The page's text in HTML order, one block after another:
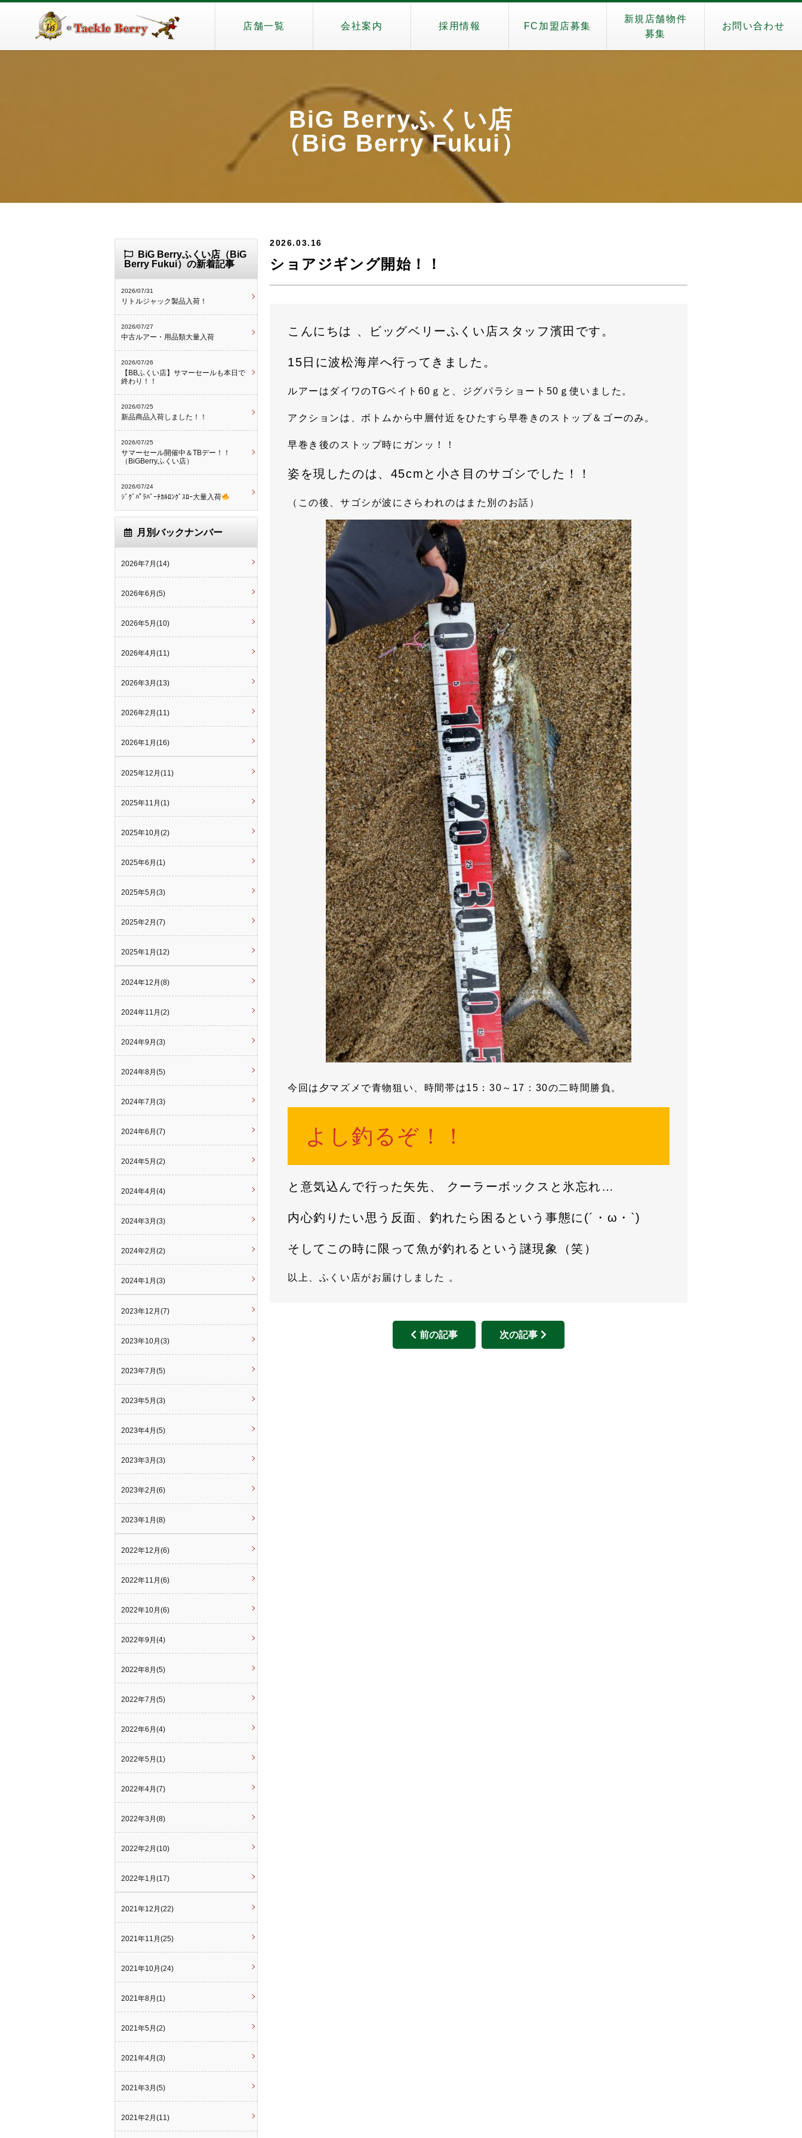
店舗一覧 会社案内 採用情報 FC加盟店募集
新規店舗物件
募集
お問い合わせ
BiG Berryふくい店
（BiG Berry Fukui）
2026.03.16
ショアジギング開始！！
こんにちは 、ビッグベリーふくい店スタッフ濱田です。
15日に波松海岸へ行ってきました。
ルアーはダイワのTGベイト60ｇと、ジグパラショート50ｇ使いました。
アクションは、ボトムから中層付近をひたすら早巻きのストップ＆ゴーのみ。
早巻き後のストップ時にガンッ！！
姿を現したのは、45cmと小さ目のサゴシでした！！
（この後、サゴシが波にさらわれのはまた別のお話）
今回は夕マズメで青物狙い、時間帯は15：30～17：30の二時間勝負。
よし釣るぞ！！
と意気込んで行った矢先、 クーラーボックスと氷忘れ…
内心釣りたい思う反面、釣れたら困るという事態に(´・ω・`)
そしてこの時に限って魚が釣れるという謎現象（笑）
以上、ふくい店がお届けしました 。
前の記事 次の記事
BiG Berryふくい店（BiG
Berry Fukui）の新着記事
2026/07/31
リトルジャック製品入荷！
2026/07/27
中古ルアー・用品類大量入荷
2026/07/26
【BBふくい店】サマーセールも本日で
終わり！！
2026/07/25
新品商品入荷しました！！
2026/07/25
サマーセール開催中＆TBデー！！
（BiGBerryふくい店）
2026/07/24
ｼﾞｸﾞﾊﾟﾗﾊﾞｰﾁｶﾙﾛﾝｸﾞｽﾛｰ大量入荷
月別バックナンバー
2026年7月(14)
2026年6月(5)
2026年5月(10)
2026年4月(11)
2026年3月(13)
2026年2月(11)
2026年1月(16)
2025年12月(11)
2025年11月(1)
2025年10月(2)
2025年6月(1)
2025年5月(3)
2025年2月(7)
2025年1月(12)
2024年12月(8)
2024年11月(2)
2024年9月(3)
2024年8月(5)
2024年7月(3)
2024年6月(7)
2024年5月(2)
2024年4月(4)
2024年3月(3)
2024年2月(2)
2024年1月(3)
2023年12月(7)
2023年10月(3)
2023年7月(5)
2023年5月(3)
2023年4月(5)
2023年3月(3)
2023年2月(6)
2023年1月(8)
2022年12月(6)
2022年11月(6)
2022年10月(6)
2022年9月(4)
2022年8月(5)
2022年7月(5)
2022年6月(4)
2022年5月(1)
2022年4月(7)
2022年3月(8)
2022年2月(10)
2022年1月(17)
2021年12月(22)
2021年11月(25)
2021年10月(24)
2021年8月(1)
2021年5月(2)
2021年4月(3)
2021年3月(5)
2021年2月(11)